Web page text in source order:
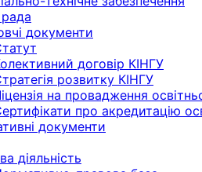
документи
договір КІНГУ
розвитку КІНГУ
на провадження
про акредитацію
документи
діяльність